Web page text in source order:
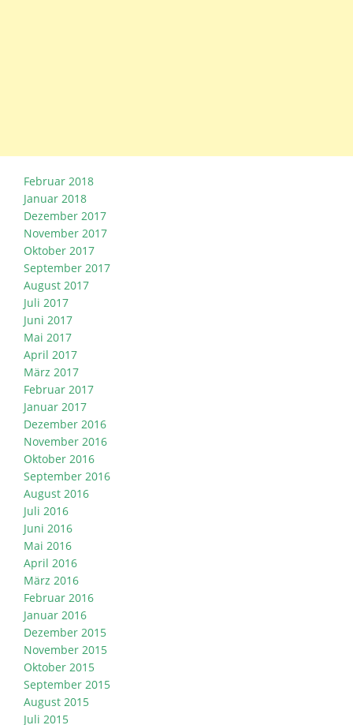
Februar 2018
Januar 2018
Dezember 2017
November 2017
Oktober 2017
September 2017
August 2017
Juli 2017
Juni 2017
Mai 2017
April 2017
März 2017
Februar 2017
Januar 2017
Dezember 2016
November 2016
Oktober 2016
September 2016
August 2016
Juli 2016
Juni 2016
Mai 2016
April 2016
März 2016
Februar 2016
Januar 2016
Dezember 2015
November 2015
Oktober 2015
September 2015
August 2015
Juli 2015